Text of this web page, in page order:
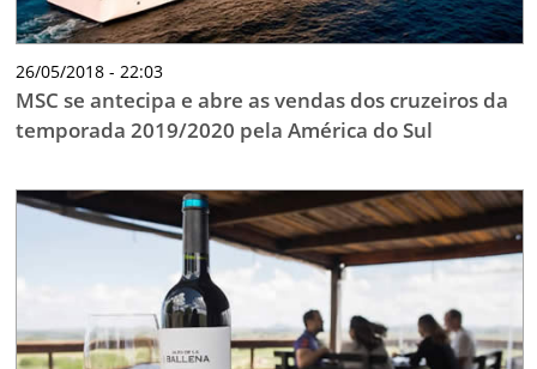
26/05/2018 - 22:03
MSC se antecipa e abre as vendas dos cruzeiros da
temporada 2019/2020 pela América do Sul